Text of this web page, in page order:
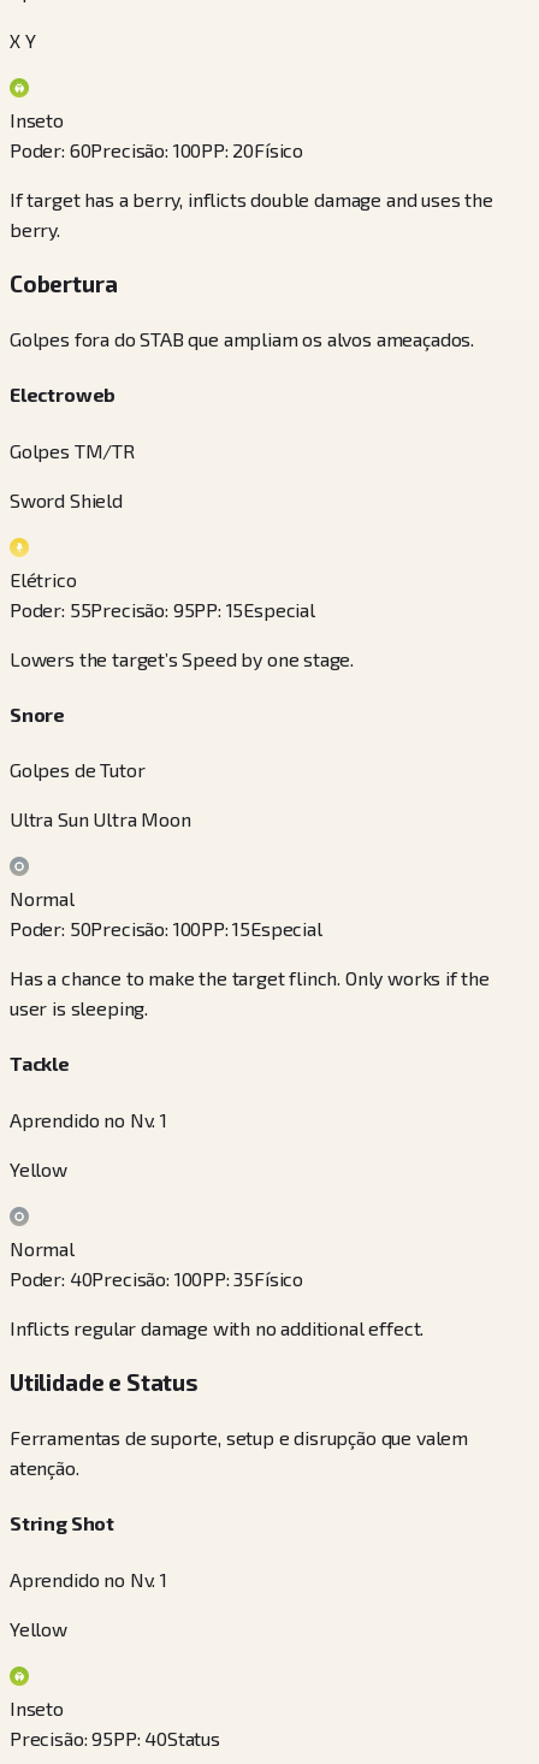
X Y
Inseto
Poder: 60Precisão: 100PP: 20Físico
If target has a berry, inflicts double damage and uses the
berry.
Cobertura
Golpes fora do STAB que ampliam os alvos ameaçados.
Electroweb
Golpes TM/TR
Sword Shield
Elétrico
Poder: 55Precisão: 95PP: 15Especial
Lowers the target’s Speed by one stage.
Snore
Golpes de Tutor
Ultra Sun Ultra Moon
Normal
Poder: 50Precisão: 100PP:15Especial
Has a chance to make the target flinch. Only works if the
user is sleeping.
Tackle
Aprendido no Nv. 1
Yellow
Normal
Poder: 40Precisão: 100PP:35Físico
Inflicts regular damage with no additional effect.
Utilidade e Status
Ferramentas de suporte, setup e disrupção que valem
atenção.
String Shot
Aprendido no Nv. 1
Yellow
Inseto
Precisão:95PP: 40Status